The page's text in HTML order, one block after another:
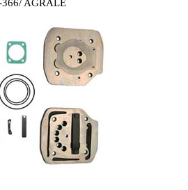
AGRALE